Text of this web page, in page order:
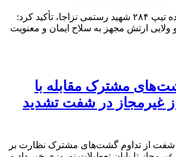
خرم‌آباد – فرمانده تیپ ۲۸۴ شهید رستمی نزاجا، تأکید کرد:
ولایی ارتش مجهز به سلاح ایمان و معنویت
مشترک مقابله با
غیرمجاز در شفت تشدید
شفت از تداوم گشت‌های مشترک نظارت بر